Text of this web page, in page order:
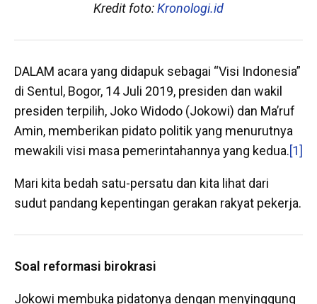
Kredit foto:Kronologi.id
DALAM acara yang didapuk sebagai “Visi Indonesia”
di Sentul, Bogor, 14 Juli 2019, presiden dan wakil
presiden terpilih, Joko Widodo (Jokowi) dan Ma’ruf
Amin, memberikan pidato politik yang menurutnya
mewakili visi masa pemerintahannya yang kedua.[1]
Mari kita bedah satu-persatu dan kita lihat dari
sudut pandang kepentingan gerakan rakyat pekerja.
Soal reformasi birokrasi
Jokowi membuka pidatonya dengan menyinggung